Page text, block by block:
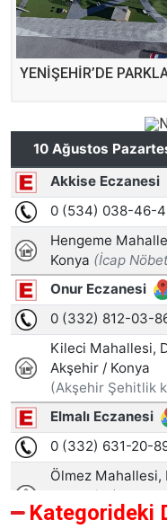
YENİŞEHİR’DE
Kategorideki